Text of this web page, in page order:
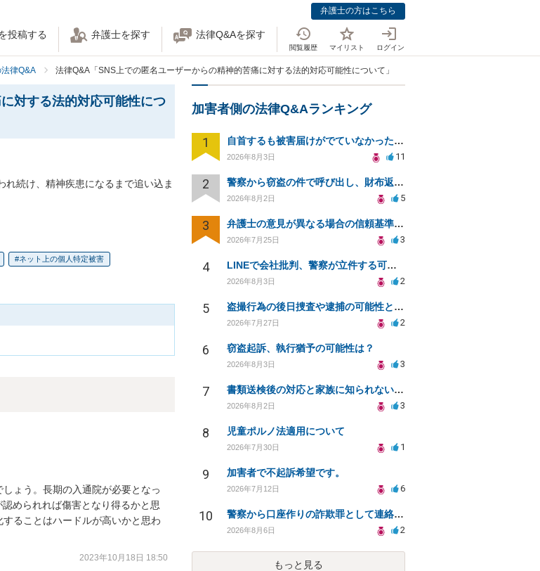
弁護士の方はこちら
投稿する 弁護士を探す 法律Q&Aを探す
閲覧履歴 マイリスト ログイン
律Q&A 法律Q&A「SNS上での匿名ユーザーからの精神的苦痛に対する法的対応可能性について」
対する法的対応可能性につ
続け、精神疾患になるまで追い込ま
ネット上の個人特定被害
ょう。長期の入通院が必要となっ
められれば傷害となり得るかと思
ることはハードルが高いかと思わ
2023年10月18日 18:50
加害者側の法律Q&Aランキング
1 自首するも被害届けがでていなかった場合
2026年8月3日 11
2 警察から窃盗の件で呼び出し、財布返却で自首すべきか？
2026年8月2日 5
3 弁護士の意見が異なる場合の信頼基準について教えてください
2026年7月25日 3
4 LINEで会社批判、警察が立件する可能性は？
2026年8月3日 2
5 盗撮行為の後日捜査や逮捕の可能性と初動対応について
2026年7月27日 2
6 窃盗起訴、執行猶予の可能性は？
2026年8月3日 3
7 書類送検後の対応と家族に知られないための手続きについて相談
2026年8月2日 3
8 児童ポルノ法適用について
2026年7月30日 1
9 加害者で不起訴希望です。
2026年7月12日 6
10 警察から口座作りの詐欺罪として連絡が来ました。
2026年8月6日 2
もっと見る